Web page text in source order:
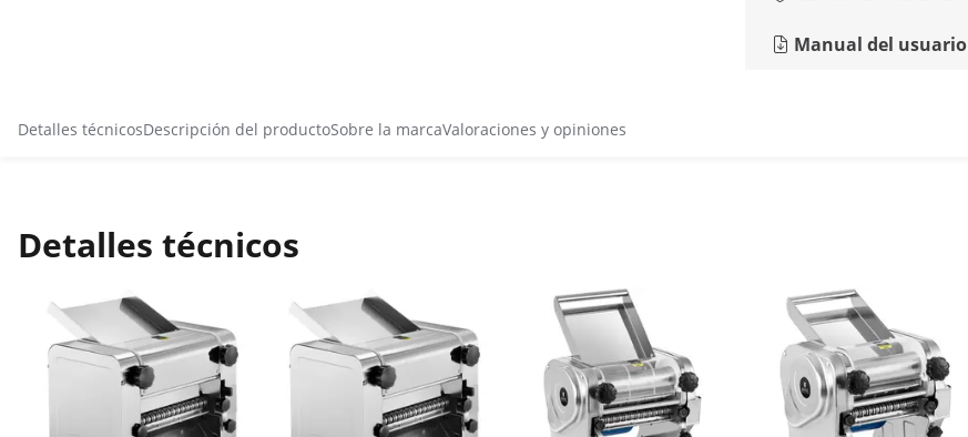
Manual del usuario
Detalles técnicosDescripción del productoSobre la marcaValoraciones y opiniones
Detalles técnicos